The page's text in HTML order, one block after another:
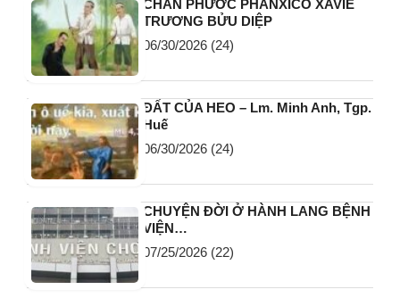
CHÂN PHƯỚC PHANXICÔ XAVIÊ
TRƯƠNG BỬU DIỆP
06/30/2026 (24)
ĐẤT CỦA HEO – Lm. Minh Anh, Tgp.
Huế
06/30/2026 (24)
CHUYỆN ĐỜI Ở HÀNH LANG BỆNH
VIỆN…
07/25/2026 (22)